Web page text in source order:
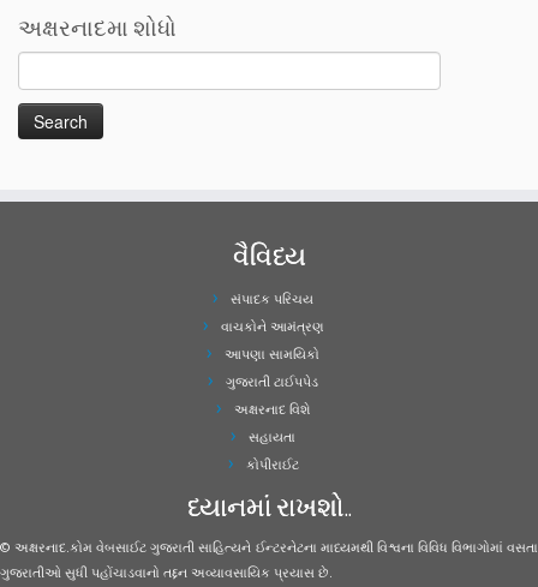
અક્ષરનાદમા શોધો
વૈવિધ્ય
સંપાદક પરિચય
વાચકોને આમંત્રણ
આપણા સામયિકો
ગુજરાતી ટાઈપપેડ
અક્ષરનાદ વિશે
સહાયતા
કોપીરાઈટ
ધ્યાનમાં રાખશો..
© અક્ષરનાદ.કોમ વેબસાઈટ ગુજરાતી સાહિત્યને ઈન્ટરનેટના માધ્યમથી વિશ્વના વિવિધ વિભાગોમાં વસતા
ગુજરાતીઓ સુધી પહોંચાડવાનો તદ્દન અવ્યાવસાયિક પ્રયાસ છે.